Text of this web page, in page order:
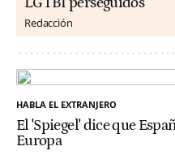
Redacción
HABLA EL EXTRANJERO
El 'Spiegel' dice que
Europa